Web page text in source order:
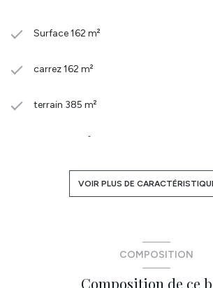
Surface 162 m²
carrez 162 m²
terrain 385 m²
séjour 48 m²
construit en 2025
VOIR PLUS DE
COMPOSITION
Composition de ce